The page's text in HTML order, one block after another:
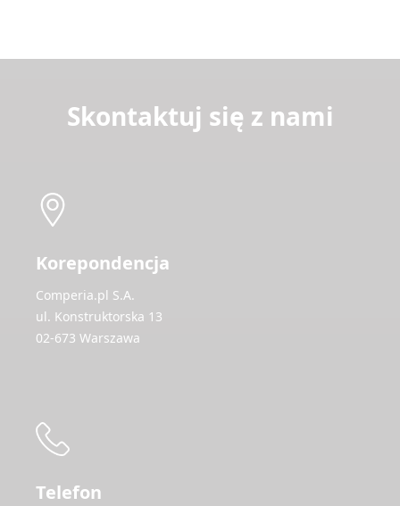
Skontaktuj się z nami
Korepondencja
Comperia.pl S.A.
ul. Konstruktorska 13
02-673 Warszawa
Telefon